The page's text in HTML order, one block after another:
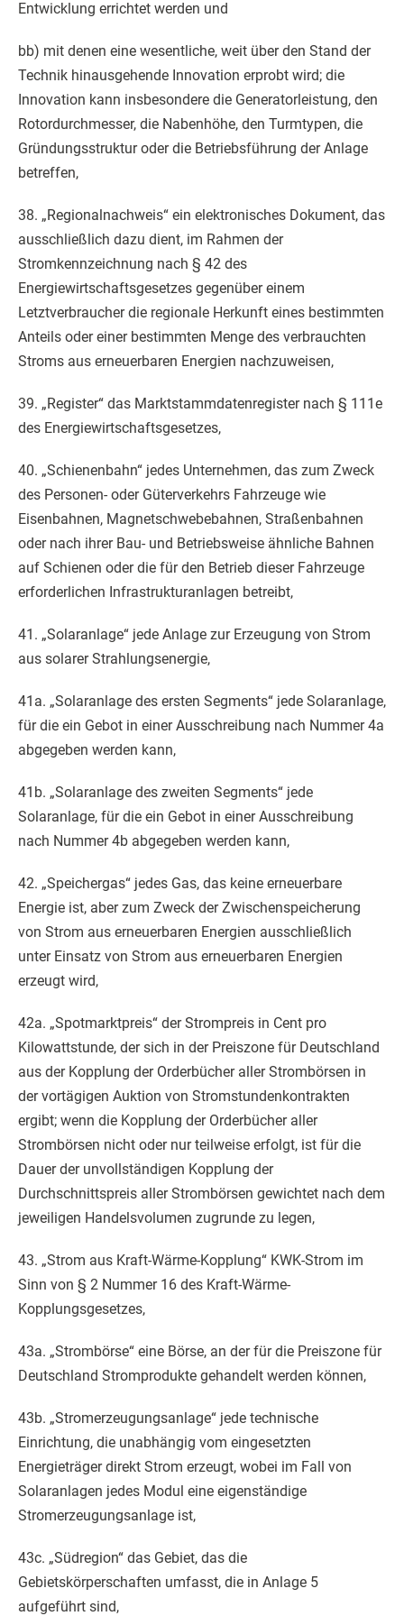
Entwicklung errichtet werden und
bb) mit denen eine wesentliche, weit über den Stand der
Technik hinausgehende Innovation erprobt wird; die
Innovation kann insbesondere die Generatorleistung, den
Rotordurchmesser, die Nabenhöhe, den Turmtypen, die
Gründungsstruktur oder die Betriebsführung der Anlage
betreffen,
38. „Regionalnachweis“ ein elektronisches Dokument, das
ausschließlich dazu dient, im Rahmen der
Stromkennzeichnung nach § 42 des
Energiewirtschaftsgesetzes gegenüber einem
Letztverbraucher die regionale Herkunft eines bestimmten
Anteils oder einer bestimmten Menge des verbrauchten
Stroms aus erneuerbaren Energien nachzuweisen,
39. „Register“ das Marktstammdatenregister nach § 111e
des Energiewirtschaftsgesetzes,
40. „Schienenbahn“ jedes Unternehmen, das zum Zweck
des Personen- oder Güterverkehrs Fahrzeuge wie
Eisenbahnen, Magnetschwebebahnen, Straßenbahnen
oder nach ihrer Bau- und Betriebsweise ähnliche Bahnen
auf Schienen oder die für den Betrieb dieser Fahrzeuge
erforderlichen Infrastrukturanlagen betreibt,
41. „Solaranlage“ jede Anlage zur Erzeugung von Strom
aus solarer Strahlungsenergie,
41a. „Solaranlage des ersten Segments“ jede Solaranlage,
für die ein Gebot in einer Ausschreibung nach Nummer 4a
abgegeben werden kann,
41b. „Solaranlage des zweiten Segments“ jede
Solaranlage, für die ein Gebot in einer Ausschreibung
nach Nummer 4b abgegeben werden kann,
42. „Speichergas“ jedes Gas, das keine erneuerbare
Energie ist, aber zum Zweck der Zwischenspeicherung
von Strom aus erneuerbaren Energien ausschließlich
unter Einsatz von Strom aus erneuerbaren Energien
erzeugt wird,
42a. „Spotmarktpreis“ der Strompreis in Cent pro
Kilowattstunde, der sich in der Preiszone für Deutschland
aus der Kopplung der Orderbücher aller Strombörsen in
der vortägigen Auktion von Stromstundenkontrakten
ergibt; wenn die Kopplung der Orderbücher aller
Strombörsen nicht oder nur teilweise erfolgt, ist für die
Dauer der unvollständigen Kopplung der
Durchschnittspreis aller Strombörsen gewichtet nach dem
jeweiligen Handelsvolumen zugrunde zu legen,
43. „Strom aus Kraft-Wärme-Kopplung“ KWK-Strom im
Sinn von § 2 Nummer 16 des Kraft-Wärme-
Kopplungsgesetzes,
43a. „Strombörse“ eine Börse, an der für die Preiszone für
Deutschland Stromprodukte gehandelt werden können,
43b. „Stromerzeugungsanlage“ jede technische
Einrichtung, die unabhängig vom eingesetzten
Energieträger direkt Strom erzeugt, wobei im Fall von
Solaranlagen jedes Modul eine eigenständige
Stromerzeugungsanlage ist,
43c. „Südregion“ das Gebiet, das die
Gebietskörperschaften umfasst, die in Anlage 5
aufgeführt sind,